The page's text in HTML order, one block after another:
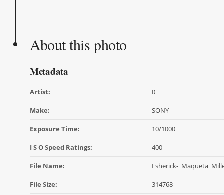
About this photo
Metadata
Artist: 0
Make: SONY
Exposure Time: 10/1000
I S O Speed Ratings: 400
File Name: Esherick-
File Size: 314768